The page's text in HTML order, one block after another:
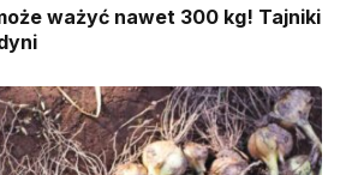
ważyć nawet 300 kg! Tajniki